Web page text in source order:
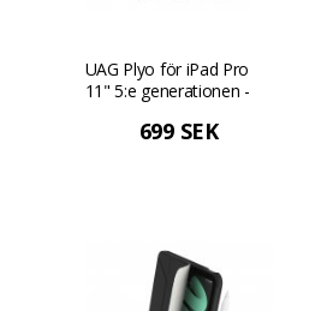
UAG Plyo för iPad Pro
11" 5:e generationen -
699 SEK